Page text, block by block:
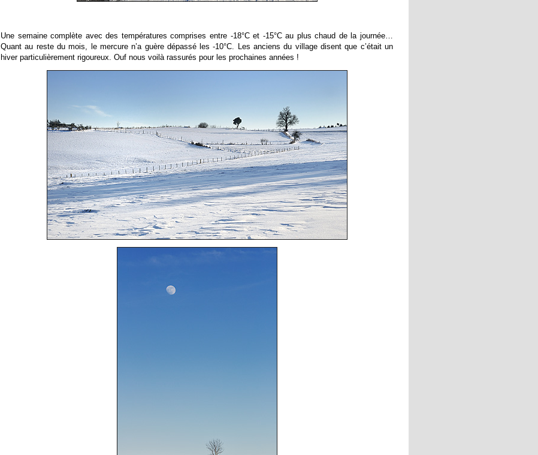
Une semaine complète avec des températures comprises entre -18°C et -15°C au plus chaud de la journée…
Quant au reste du mois, le mercure n’a guère dépassé les -10°C. Les anciens du village disent que c’était un
hiver particulièrement rigoureux. Ouf nous voilà rassurés pour les prochaines années !